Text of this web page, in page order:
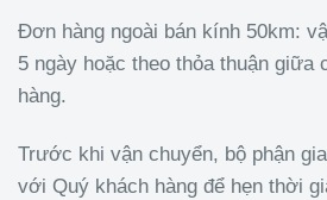
Đơn hàng ngoài bán kính 50km:
5 ngày hoặc theo thỏa thuận giữa
hàng.
Trước khi vận chuyển, bộ phận
với Quý khách hàng để hẹn thời